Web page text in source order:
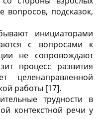
вопросов, подсказок,
инициаторами
с вопросами к
не сопровождают
процесс развития
целенаправленной
работы [17].
трудности в
контекстной речи у